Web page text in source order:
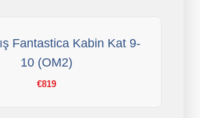
Fantastica Kabin Kat 9-
10 (OM2)
€819